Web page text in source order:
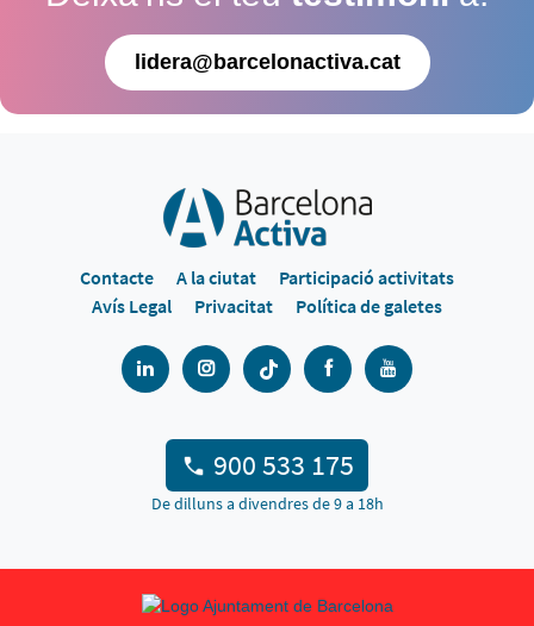
lidera@barcelonactiva.cat
Contacte A la ciutat
Participació activitats
Avís Legal
Privacitat Política de galetes
900 533 175
De dilluns a divendres de 9 a 18h